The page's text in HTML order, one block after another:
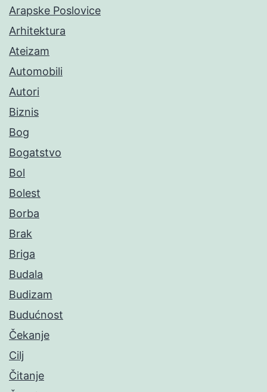
Arapske Poslovice
Arhitektura
Ateizam
Automobili
Autori
Biznis
Bog
Bogatstvo
Bol
Bolest
Borba
Brak
Briga
Budala
Budizam
Budućnost
Čekanje
Cilj
Čitanje